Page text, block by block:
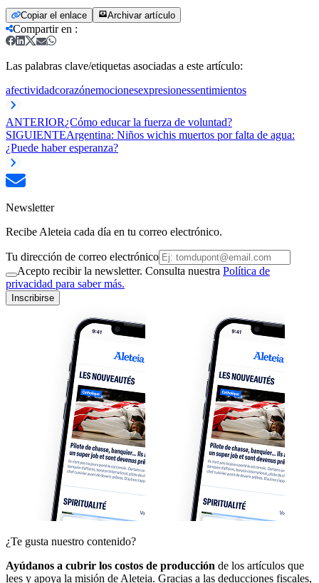
Copiar el enlace Archivar artículo
Compartir en :
Las palabras clave/etiquetas asociadas a este artículo:
afectividadcorazónemocionesexpresionessentimientos
ANTERIOR¿Cómo educar la fuerza de voluntad?
SIGUIENTEArgentina: Niños wichis muertos por falta de agua:
¿Puede haber esperanza?
Newsletter
Recibe Aleteia cada día en tu correo electrónico.
Tu dirección de correo electrónico
Acepto recibir la newsletter. Consulta nuestra Política de
privacidad para saber más.
Inscribirse
¿Te gusta nuestro contenido?
Ayúdanos a cubrir los costos de producción de los artículos que
lees y apoya la misión de Aleteia. Gracias a las deducciones fiscales,